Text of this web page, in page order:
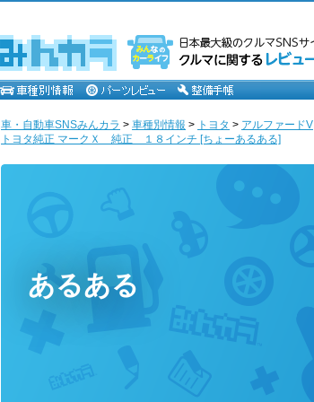
車・自動車SNSみんカラ > 車種別情報 > トヨタ > アルファードV
トヨタ純正 マークＸ 純正 １８インチ [ちょーあるある]
あるある